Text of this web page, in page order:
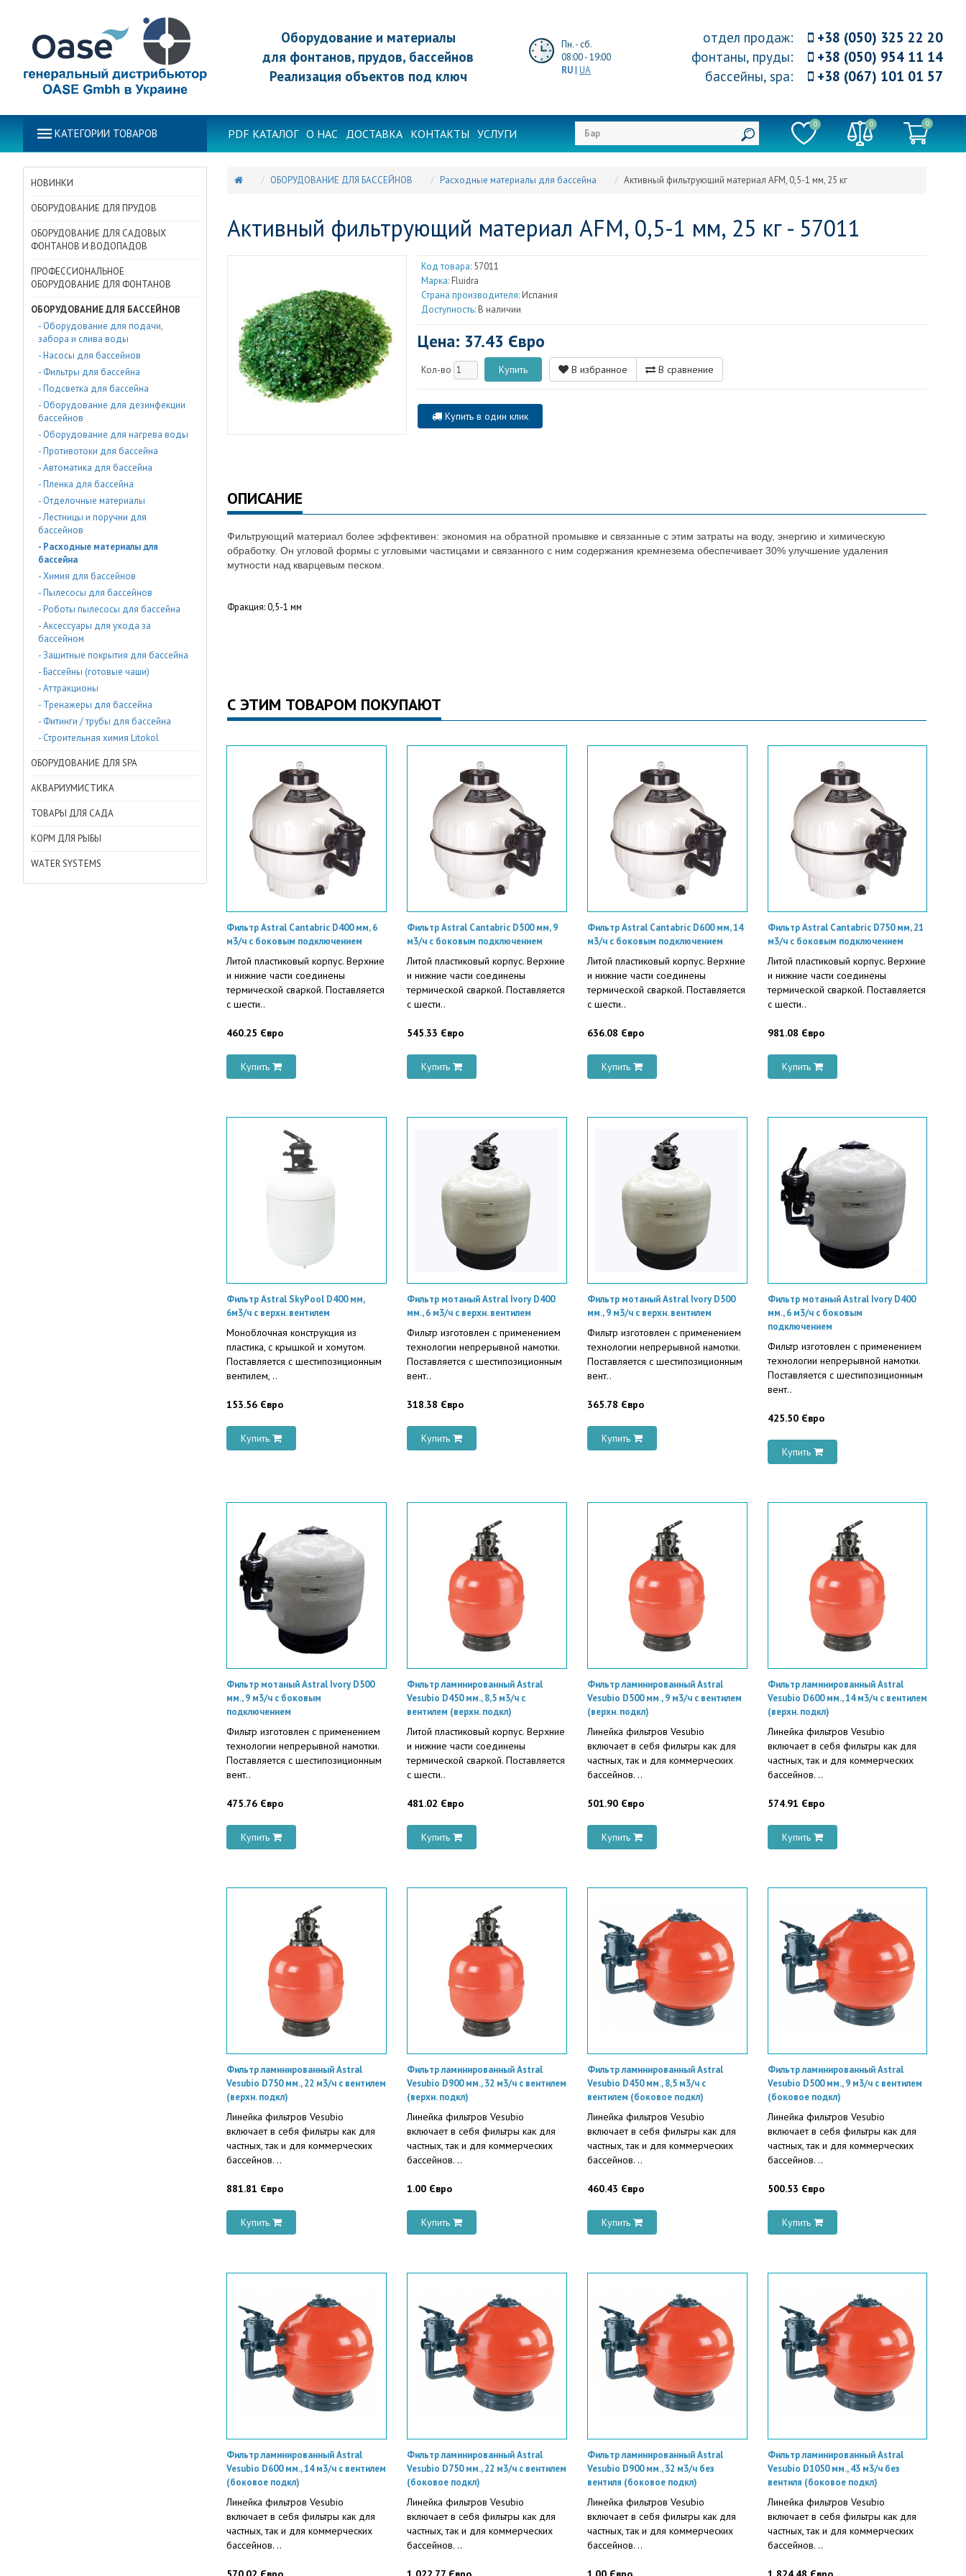
Оборудование и материалы
для фонтанов, прудов, бассейнов
Реализация объектов под ключ
Пн. - сб.
08:00 - 19:00
RU| UA
отдел продаж:
+38 (050) 325 22 20
фонтаны, пруды:
+38 (050) 954 11 14
бассейны, spa: +38 (067) 101 01 57
КАТЕГОРИИ ТОВАРОВ PDF КАТАЛОГ О НАС ДОСТАВКА КОНТАКТЫ УСЛУГИ
0 0 0
НОВИНКИ
ОБОРУДОВАНИЕ ДЛЯ ПРУДОВ
ОБОРУДОВАНИЕ ДЛЯ САДОВЫХ
ФОНТАНОВ И ВОДОПАДОВ
ПРОФЕССИОНАЛЬНОЕ
ОБОРУДОВАНИЕ ДЛЯ ФОНТАНОВ
ОБОРУДОВАНИЕ ДЛЯ БАССЕЙНОВ
- Оборудование для подачи,
забора и слива воды
- Насосы для бассейнов
- Фильтры для бассейна
- Подсветка для бассейна
- Оборудование для дезинфекции
бассейнов
- Оборудование для нагрева воды
- Противотоки для бассейна
- Автоматика для бассейна
- Пленка для бассейна
- Отделочные материалы
- Лестницы и поручни для
бассейнов
- Расходные материалы для
бассейна
- Химия для бассейнов
- Пылесосы для бассейнов
- Роботы пылесосы для бассейна
- Аксессуары для ухода за
бассейном
- Защитные покрытия для бассейна
- Бассейны (готовые чаши)
- Аттракционы
- Тренажеры для бассейна
- Фитинги / трубы для бассейна
- Строительная химия Litokol
ОБОРУДОВАНИЕ ДЛЯ SPA
АКВАРИУМИСТИКА
ТОВАРЫ ДЛЯ САДА
КОРМ ДЛЯ РЫБЫ
WATER SYSTEMS
ОБОРУДОВАНИЕ ДЛЯ БАССЕЙНОВ Расходные материалы для бассейна Активный фильтрующий материал AFM, 0,5-1 мм, 25 кг
Активный фильтрующий материал AFM, 0,5-1 мм, 25 кг - 57011
Код товара: 57011
Марка: Fluidra
Страна производителя: Испания
Доступность: В наличии
Цена: 37.43 Євро
Кол-во В избранное В сравнение
Купить в один клик
ОПИСАНИЕ
Фильтрующий материал более эффективен: экономия на обратной промывке и связанные с этим затраты на воду, энергию и химическую
обработку. Он угловой формы с угловыми частицами и связанного с ним содержания кремнезема обеспечивает 30% улучшение удаления
мутности над кварцевым песком.
Фракция: 0,5-1 мм
С ЭТИМ ТОВАРОМ ПОКУПАЮТ
Фильтр Astral Cantabric D400 мм, 6
м3/ч с боковым подключением
Литой пластиковый корпус. Верхние
и нижние части соединены
термической сваркой. Поставляется
с шести..
460.25 Євро
Купить
Фильтр Astral Cantabric D500 мм, 9
м3/ч с боковым подключением
Литой пластиковый корпус. Верхние
и нижние части соединены
термической сваркой. Поставляется
с шести..
545.33 Євро
Купить
Фильтр Astral Cantabric D600 мм, 14
м3/ч с боковым подключением
Литой пластиковый корпус. Верхние
и нижние части соединены
термической сваркой. Поставляется
с шести..
636.08 Євро
Купить
Фильтр Astral Cantabric D750 мм, 21
м3/ч с боковым подключением
Литой пластиковый корпус. Верхние
и нижние части соединены
термической сваркой. Поставляется
с шести..
981.08 Євро
Купить
Фильтр Astral SkyPool D400 мм,
6м3/ч с верхн. вентилем
Моноблочная конструкция из
пластика, с крышкой и хомутом.
Поставляется с шестипозиционным
вентилем, ..
153.56 Євро
Купить
Фильтр мотаный Astral Ivory D400
мм., 6 м3/ч с верхн. вентилем
Фильтр изготовлен с применением
технологии непрерывной намотки.
Поставляется с шестипозиционным
вент..
318.38 Євро
Купить
Фильтр мотаный Astral Ivory D500
мм., 9 м3/ч с верхн. вентилем
Фильтр изготовлен с применением
технологии непрерывной намотки.
Поставляется с шестипозиционным
вент..
365.78 Євро
Купить
Фильтр мотаный Astral Ivory D400
мм., 6 м3/ч с боковым
подключением
Фильтр изготовлен с применением
технологии непрерывной намотки.
Поставляется с шестипозиционным
вент..
425.50 Євро
Купить
Фильтр мотаный Astral Ivory D500
мм., 9 м3/ч с боковым
подключением
Фильтр изготовлен с применением
технологии непрерывной намотки.
Поставляется с шестипозиционным
вент..
475.76 Євро
Купить
Фильтр ламинированный Astral
Vesubio D450 мм., 8,5 м3/ч с
вентилем (верхн. подкл)
Литой пластиковый корпус. Верхние
и нижние части соединены
термической сваркой. Поставляется
с шести..
481.02 Євро
Купить
Фильтр ламинированный Astral
Vesubio D500 мм., 9 м3/ч с вентилем
(верхн. подкл)
Линейка фильтров Vesubio
включает в себя фильтры как для
частных, так и для коммерческих
бассейнов. ..
501.90 Євро
Купить
Фильтр ламинированный Astral
Vesubio D600 мм., 14 м3/ч с вентилем
(верхн. подкл)
Линейка фильтров Vesubio
включает в себя фильтры как для
частных, так и для коммерческих
бассейнов. ..
574.91 Євро
Купить
Фильтр ламинированный Astral
Vesubio D750 мм., 22 м3/ч с вентилем
(верхн. подкл)
Линейка фильтров Vesubio
включает в себя фильтры как для
частных, так и для коммерческих
бассейнов. ..
881.81 Євро
Купить
Фильтр ламинированный Astral
Vesubio D900 мм., 32 м3/ч с вентилем
(верхн. подкл)
Линейка фильтров Vesubio
включает в себя фильтры как для
частных, так и для коммерческих
бассейнов. ..
1.00 Євро
Купить
Фильтр ламинированный Astral
Vesubio D450 мм., 8,5 м3/ч с
вентилем (боковое подкл)
Линейка фильтров Vesubio
включает в себя фильтры как для
частных, так и для коммерческих
бассейнов. ..
460.43 Євро
Купить
Фильтр ламинированный Astral
Vesubio D500 мм., 9 м3/ч с вентилем
(боковое подкл)
Линейка фильтров Vesubio
включает в себя фильтры как для
частных, так и для коммерческих
бассейнов. ..
500.53 Євро
Купить
Фильтр ламинированный Astral
Vesubio D600 мм., 14 м3/ч с вентилем
(боковое подкл)
Линейка фильтров Vesubio
включает в себя фильтры как для
частных, так и для коммерческих
бассейнов. ..
Фильтр ламинированный Astral
Vesubio D750 мм., 22 м3/ч с вентилем
(боковое подкл)
Линейка фильтров Vesubio
включает в себя фильтры как для
частных, так и для коммерческих
бассейнов. ..
Фильтр ламинированный Astral
Vesubio D900 мм., 32 м3/ч без
вентиля (боковое подкл)
Линейка фильтров Vesubio
включает в себя фильтры как для
частных, так и для коммерческих
бассейнов. ..
Фильтр ламинированный Astral
Vesubio D1050 мм., 43 м3/ч без
вентиля (боковое подкл)
Линейка фильтров Vesubio
включает в себя фильтры как для
частных, так и для коммерческих
бассейнов. ..